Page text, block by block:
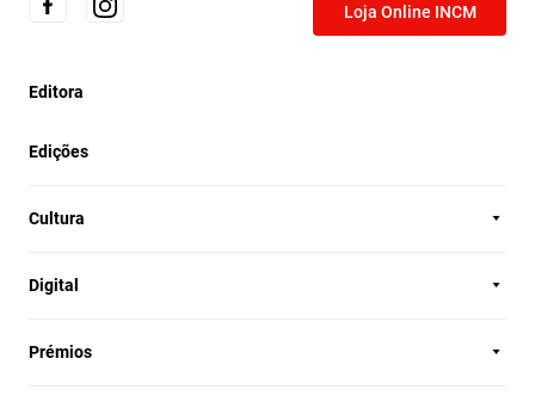
Loja Online INCM
Editora
Edições
Cultura
Digital
Prémios